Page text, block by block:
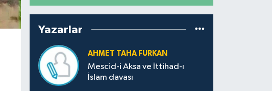
Yazarlar
AHMET TAHA FURKAN
Mescid-i Aksa ve İttihad-ı
İslam davası